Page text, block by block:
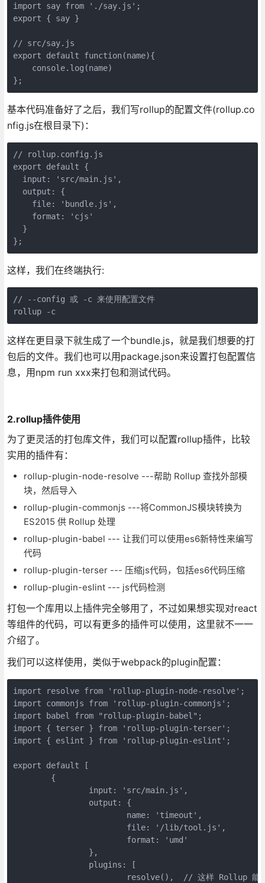
import say from './say.js';
export { say }
// src/say.js
export default function(name){
    console.log(name)
};
基本代码准备好了之后，我们写rollup的配置文件(rollup.co
nfig.js在根目录下)：
// rollup.config.js
export default {
  input: 'src/main.js',
  output: {
    file: 'bundle.js',
    format: 'cjs'
  }
};
这样，我们在终端执行:
// --config 或 -c 来使用配置文件
rollup -c
这样在更目录下就生成了一个bundle.js，就是我们想要的打
包后的文件。我们也可以用package.json来设置打包配置信
息，用npm run xxx来打包和测试代码。
2.rollup插件使用
为了更灵活的打包库文件，我们可以配置rollup插件，比较
实用的插件有：
rollup-plugin-node-resolve ---帮助 Rollup 查找外部模
块，然后导入
rollup-plugin-commonjs ---将CommonJS模块转换为
ES2015 供 Rollup 处理
rollup-plugin-babel --- 让我们可以使用es6新特性来编写
代码
rollup-plugin-terser --- 压缩js代码，包括es6代码压缩
rollup-plugin-eslint --- js代码检测
打包一个库用以上插件完全够用了，不过如果想实现对react
等组件的代码，可以有更多的插件可以使用，这里就不一一
介绍了。
我们可以这样使用，类似于webpack的plugin配置：
import resolve from 'rollup-plugin-node-resolve';
import commonjs from 'rollup-plugin-commonjs';
import babel from "rollup-plugin-babel";
import { terser } from 'rollup-plugin-terser';
import { eslint } from 'rollup-plugin-eslint';
export default [